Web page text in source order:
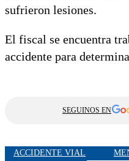
sufrieron lesiones.
El fiscal se encuentra
accidente para
SEGUINOS EN
ACCIDENTE VIAL